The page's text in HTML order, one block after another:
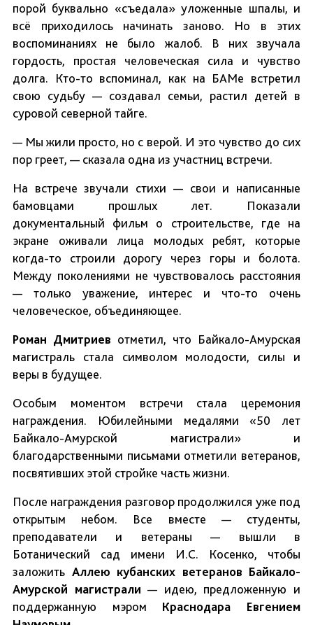
порой буквально «съедала» уложенные шпалы, и
всё приходилось начинать заново. Но в этих
воспоминаниях не было жалоб. В них звучала
гордость, простая человеческая сила и чувство
долга. Кто-то вспоминал, как на БАМе встретил
свою судьбу — создавал семьи, растил детей в
суровой северной тайге.
— Мы жили просто, но с верой. И это чувство до сих
пор греет, — сказала одна из участниц встречи.
На встрече звучали стихи — свои и написанные
бамовцами прошлых лет. Показали
документальный фильм о строительстве, где на
экране оживали лица молодых ребят, которые
когда-то строили дорогу через горы и болота.
Между поколениями не чувствовалось расстояния
— только уважение, интерес и что-то очень
человеческое, объединяющее.
Роман Дмитриев отметил, что Байкало-Амурская
магистраль стала символом молодости, силы и
веры в будущее.
Особым моментом встречи стала церемония
награждения. Юбилейными медалями «50 лет
Байкало-Амурской магистрали» и
благодарственными письмами отметили ветеранов,
посвятивших этой стройке часть жизни.
После награждения разговор продолжился уже под
открытым небом. Все вместе — студенты,
преподаватели и ветераны — вышли в
Ботанический сад имени И.С. Косенко, чтобы
заложить Аллею кубанских ветеранов Байкало-
Амурской магистрали — идею, предложенную и
поддержанную мэром Краснодара Евгением